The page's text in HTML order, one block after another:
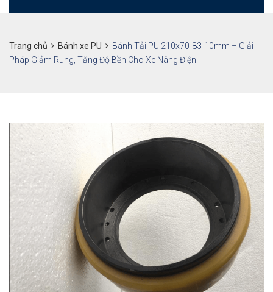
Trang chủ Bánh xe PU
Bánh Tải PU 210x70-83-10mm – Giải
Pháp Giảm Rung, Tăng Độ Bền Cho Xe Nâng Điện